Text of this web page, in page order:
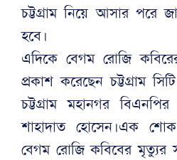
চট্টগ্রাম নিয়ে আসার পরে
হবে।
এদিকে বেগম রোজি
প্রকাশ করেছেন চট্টগ্রাম
চট্টগ্রাম মহানগর
শাহাদাত হোসেন।এক শোক
বেগম রোজি কবিবের মৃত্যুর